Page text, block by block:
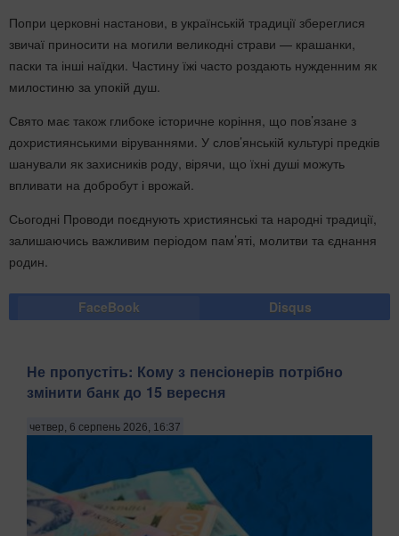
Попри церковні настанови, в українській традиції збереглися
звичаї приносити на могили великодні страви — крашанки,
паски та інші наїдки. Частину їжі часто роздають нужденним як
милостиню за упокій душ.
Свято має також глибоке історичне коріння, що пов’язане з
дохристиянськими віруваннями. У слов’янській культурі предків
шанували як захисників роду, вірячи, що їхні душі можуть
впливати на добробут і врожай.
Сьогодні Проводи поєднують християнські та народні традиції,
залишаючись важливим періодом пам’яті, молитви та єднання
родин.
FaceBook Disqus
Не пропустіть: Кому з пенсіонерів потрібно
змінити банк до 15 вересня
четвер, 6 серпень 2026, 16:37